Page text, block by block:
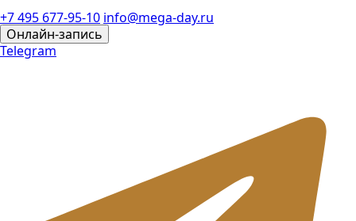
+7 495 677-95-10 info@mega-day.ru
Онлайн-запись
Telegram